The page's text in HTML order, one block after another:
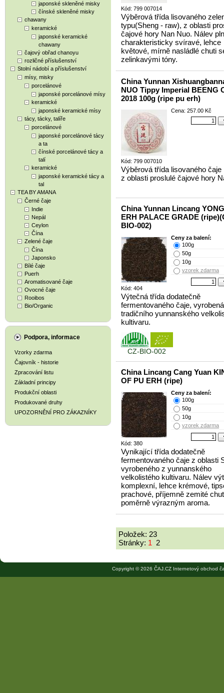
japonské skleněné misky
čínské skleněné misky
chawany
keramické
japonské keramické
chawany
čajový obřad chanoyu
rozličné příslušenství
Stolní nádobí a příslušenství
mísy, misky
porcelánové
japonské porcelánové mísy
keramické
japonské keramické mísy
tácy, tácky, talíře
porcelánové
japonské porcelánové tácy
a ta
čínské porcelánové tácy a
talí
keramické
japonské keramické tácy a
tal
TEA BY AMANA
Černé čaje
Indie
Nepál
Ceylon
Čína
Zelené čaje
Čína
Japonsko
Bílé čaje
Puerh
Aromatisované čaje
Ovocné čaje
Rooibos
Bio/Organic
Podpora, informace
Vzorky zdarma
Čajovník - historie
Zpracování listu
Základní principy
Produkční oblasti
Produkované druhy
UPOZORNĚNÍ PRO ZÁKAZNÍKY
Kód: 799 007014
Výběrová třída lisovaného
typu(Sheng - raw), z oblasti
čajové hory Nan Nuo. Nálev
charakteristicky svíravé, lehce
květové, mírně nasládlé chuti
zelinkavými tóny.
China Yunnan
NUO Tippy Imperial BEENG
2018 100g (ripe pu erh)
Kód: 799 007010
Cena: 257.00 Kč
Výběrová třída lisovaného čaje
z oblasti proslulé čajové hory
China Yunnan Lincang
ERH PALACE GRADE
BIO-002)
Kód: 404
Ceny za balení:
100g
50g
10g
vzorek zdarma
Výtečná třída dodatečně
fermentovaného čaje,
tradičního yunnanského
kultivaru.
CZ-BIO-002
China Lincang Cang Yuan
OF PU ERH (ripe)
Kód: 380
Ceny za balení:
100g
50g
10g
vzorek zdarma
Vynikající třída dodatečně
fermentovaného čaje z oblasti
vyrobeného z yunnanského
velkolistého kultivaru. Nálev
komplexní, lehce krémové,
prachové, příjemně zemité
poměrně výrazným aroma.
Položek: 23
Stránky: 1 2
Copyright © 2026 ČAJ.CZ Internetový obchod